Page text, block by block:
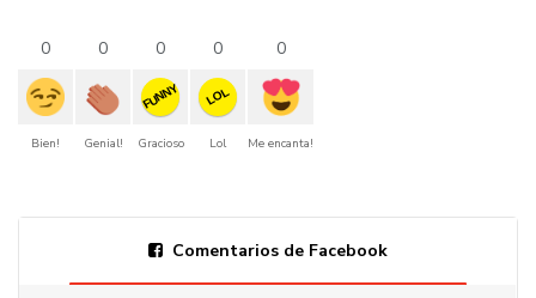
0
Bien!
0
Genial!
0
FUNNY
Gracioso
0
LOL
Lol
0
Me encanta!
Comentarios de Facebook